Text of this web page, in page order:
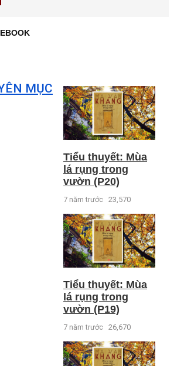
MỤC
Tiểu thuyết: Mùa
lá rụng trong
vườn (P20)
7 năm trước 23,570
Tiểu thuyết: Mùa
lá rụng trong
vườn (P19)
7 năm trước 26,670